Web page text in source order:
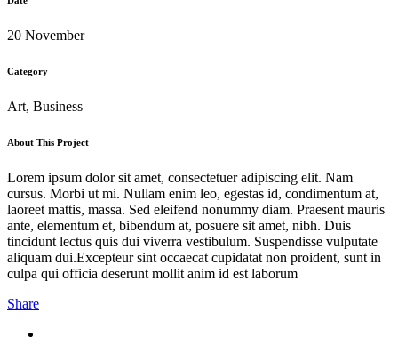
20 November
Category
Art, Business
About This Project
Lorem ipsum dolor sit amet, consectetuer adipiscing elit. Nam
cursus. Morbi ut mi. Nullam enim leo, egestas id, condimentum at,
laoreet mattis, massa. Sed eleifend nonummy diam. Praesent mauris
ante, elementum et, bibendum at, posuere sit amet, nibh. Duis
tincidunt lectus quis dui viverra vestibulum. Suspendisse vulputate
aliquam dui.Excepteur sint occaecat cupidatat non proident, sunt in
culpa qui officia deserunt mollit anim id est laborum
Share